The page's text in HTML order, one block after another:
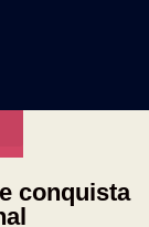
conquista